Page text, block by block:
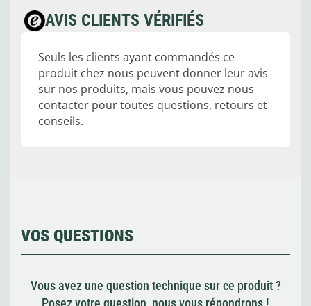
AVIS CLIENTS VÉRIFIÉS
Seuls les clients ayant commandés ce
produit chez nous peuvent donner leur avis
sur nos produits, mais vous pouvez nous
contacter pour toutes questions, retours et
conseils.
VOS QUESTIONS
Vous avez une question technique sur ce produit ?